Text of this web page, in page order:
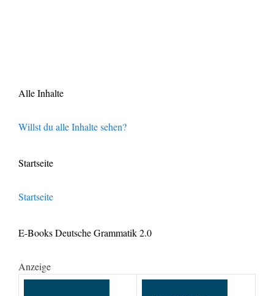
Alle Inhalte
Willst du alle Inhalte sehen?
Startseite
Startseite
E-Books Deutsche Grammatik 2.0
Anzeige